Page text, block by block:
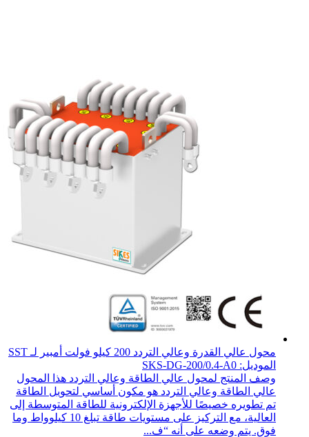
محول عالي القدرة وعالي التردد 200 كيلو فولت أمبير لـ SST
الموديل: SKS-DG-200/0.4-A0
وصف المنتج لمحول عالي الطاقة وعالي التردد هذا المحول
عالي الطاقة وعالي التردد هو مكون أساسي لتحويل الطاقة
تم تطويره خصيصًا للأجهزة الإلكترونية للطاقة المتوسطة إلى
العالية، مع التركيز على مستويات طاقة تبلغ 10 كيلوواط وما
فوق. يتم وضعه على أنه “ف...